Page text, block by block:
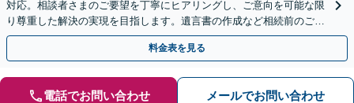
対応。相談者さまのご要望を丁寧にヒアリングし、ご意向を可能な限
り尊重した解決の実現を目指します。遺言書の作成など相続前のご相
談もお任せください【完全個室で対応】
料金表を見る
電話でお問い合わせ メールでお問い合わせ